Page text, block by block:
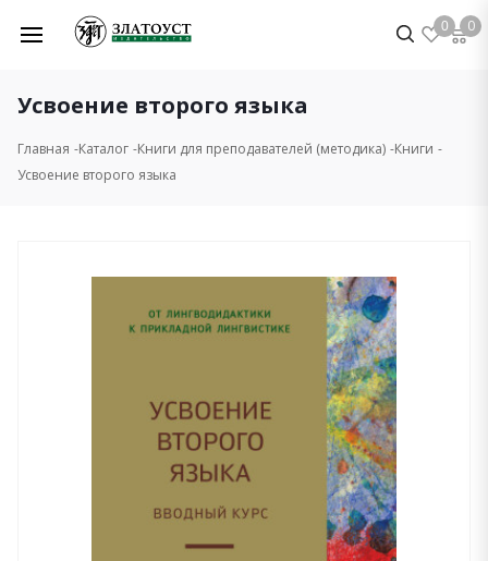
0 0
Усвоение второго языка
Главная Каталог Книги для преподавателей (методика) Книги
Усвоение второго языка